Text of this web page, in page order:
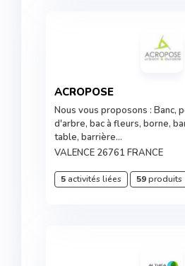
ACROPOSE
Nous vous proposons : Banc,
d'arbre, bac à fleurs, borne,
table, barrière...
VALENCE 26761 FRANCE
5activités liées 59produits